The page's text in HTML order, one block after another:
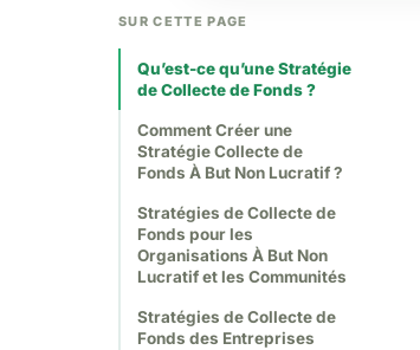
SUR CETTE PAGE
Qu’est-ce qu’une Stratégie
de Collecte de Fonds ?
Comment Créer une
Stratégie Collecte de
Fonds À But Non Lucratif ?
Stratégies de Collecte de
Fonds pour les
Organisations À But Non
Lucratif et les Communités
Stratégies de Collecte de
Fonds des Entreprises